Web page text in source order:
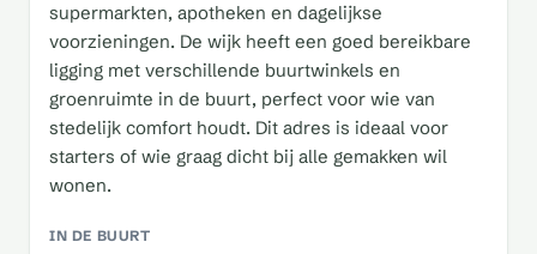
supermarkten, apotheken en dagelijkse
voorzieningen. De wijk heeft een goed bereikbare
ligging met verschillende buurtwinkels en
groenruimte in de buurt, perfect voor wie van
stedelijk comfort houdt. Dit adres is ideaal voor
starters of wie graag dicht bij alle gemakken wil
wonen.
IN DE BUURT